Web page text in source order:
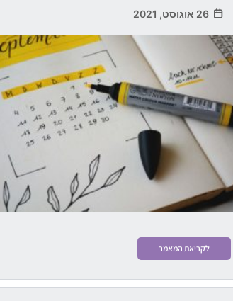
לקריאת המאמר